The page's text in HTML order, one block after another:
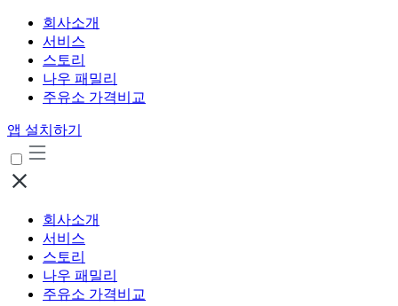
회사소개
서비스
스토리
나우 패밀리
주유소 가격비교
앱 설치하기
회사소개
서비스
스토리
나우 패밀리
주유소 가격비교